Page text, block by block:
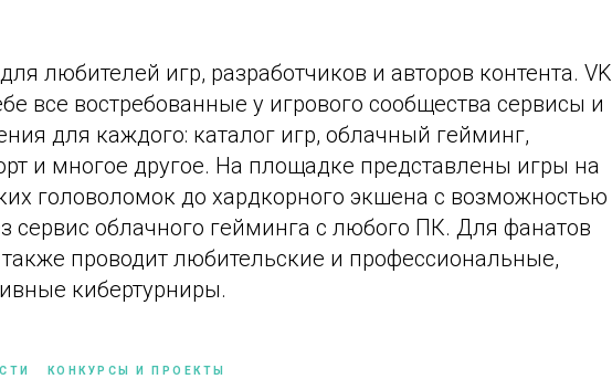
любителей игр, разработчиков и авторов контента. VK
все востребованные у игрового сообщества сервисы и
для каждого: каталог игр, облачный гейминг,
и многое другое. На площадке представлены игры на
головоломок до хардкорного экшена с возможностью
сервис облачного гейминга с любого ПК. Для фанатов
также проводит любительские и профессиональные,
кибертурниры.
КОНКУРСЫ И ПРОЕКТЫ